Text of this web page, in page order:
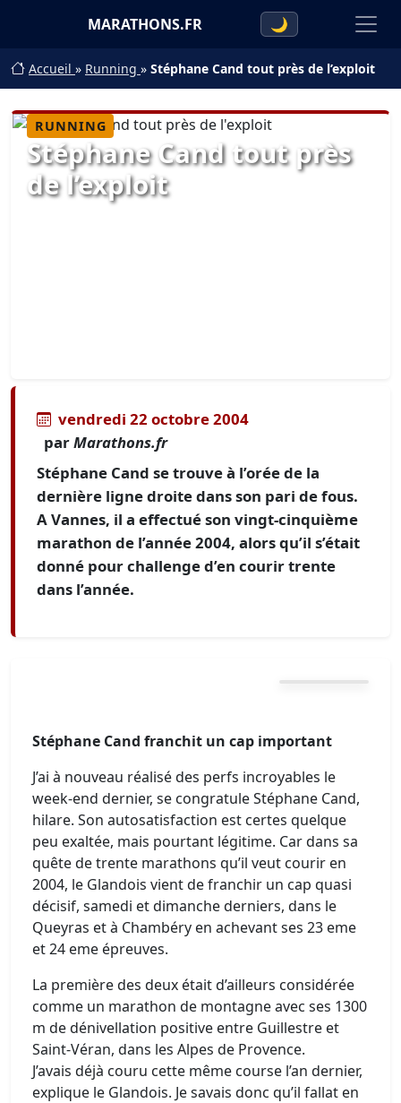
MARATHONS.FR 🌙
Accueil » Running » Stéphane Cand tout près de l’exploit
RUNNING
Stéphane Cand tout près
de l’exploit
vendredi 22 octobre 2004
parMarathons.fr
Stéphane Cand se trouve à l’orée de la
dernière ligne droite dans son pari de fous.
A Vannes, il a effectué son vingt-cinquième
marathon de l’année 2004, alors qu’il s’était
donné pour challenge d’en courir trente
dans l’année.
Stéphane Cand franchit un cap important
J’ai à nouveau réalisé des perfs incroyables le
week-end dernier, se congratule Stéphane Cand,
hilare. Son autosatisfaction est certes quelque
peu exaltée, mais pourtant légitime. Car dans sa
quête de trente marathons qu’il veut courir en
2004, le Glandois vient de franchir un cap quasi
décisif, samedi et dimanche derniers, dans le
Queyras et à Chambéry en achevant ses 23 eme
et 24 eme épreuves.
La première des deux était d’ailleurs considérée
comme un marathon de montagne avec ses 1300
m de dénivellation positive entre Guillestre et
Saint-Véran, dans les Alpes de Provence.
J’avais déjà couru cette même course l’an dernier,
explique le Glandois. Je savais donc qu’il fallat en